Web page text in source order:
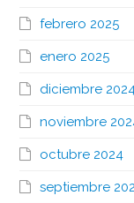
febrero 2025
enero 2025
diciembre
noviembre
octubre 2024
septiembre